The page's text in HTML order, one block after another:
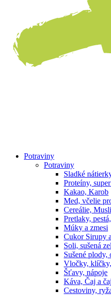
Potraviny
Potraviny
Sladké
Proteíny,
Kakao, Karob
Med, včelie
Cereálie,
Pretlaky,
Múky a zmesi
Cukor Sirupy
Soli, sušená
Sušené plody,
Vločky,
Šťavy, nápoje
Káva, Čaj a
Cestoviny,